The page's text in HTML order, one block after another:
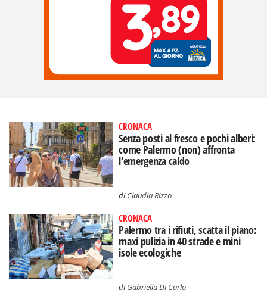
CRONACA
Senza posti al fresco e pochi alberi:
come Palermo (non) affronta
l'emergenza caldo
diClaudia Rizzo
CRONACA
Palermo tra i rifiuti, scatta il piano:
maxi pulizia in 40 strade e mini
isole ecologiche
diGabriella Di Carlo